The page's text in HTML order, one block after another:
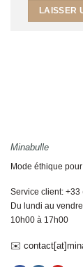
Minabulle
Mode éthique
Service client: +33
Du lundi au
10h00 à 17h00
✉️